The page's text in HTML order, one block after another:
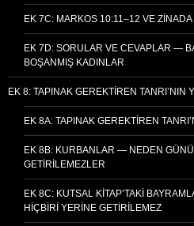
EK 7C: MARKOS 10:11–12 VE
EK 7D: SORULAR VE CEVAPLAR —
BOŞANMIŞ KADINLAR
EK 8: TAPINAK GEREKTIREN TANRI’NIN
EK 8A: TAPINAK GEREKTIREN
EK 8B: KURBANLAR — NEDEN
GETIRILEMEZLER
EK 8C: KUTSAL KITAP’TAKI
HIÇBIRI YERINE GETIRILEMEZ